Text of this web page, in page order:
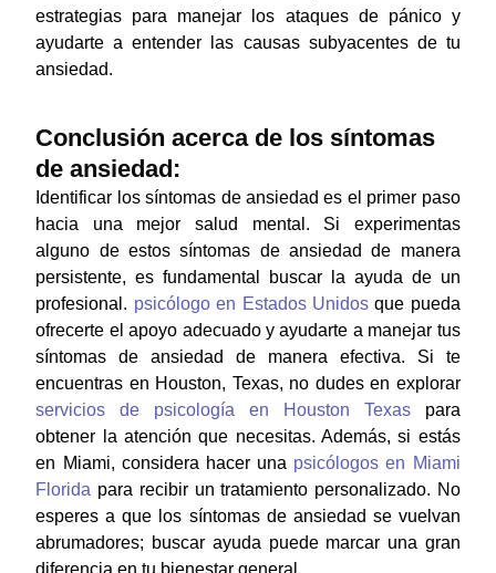
estrategias para manejar los ataques de pánico y
ayudarte a entender las causas subyacentes de tu
ansiedad.
Conclusión acerca de los síntomas
de ansiedad:
Identificar los síntomas de ansiedad es el primer paso
hacia una mejor salud mental. Si experimentas
alguno de estos síntomas de ansiedad de manera
persistente, es fundamental buscar la ayuda de un
profesional. psicólogo en Estados Unidosque pueda
ofrecerte el apoyo adecuado y ayudarte a manejar tus
síntomas de ansiedad de manera efectiva. Si te
encuentras en Houston, Texas, no dudes en explorar
servicios de psicología en Houston Texaspara
obtener la atención que necesitas. Además, si estás
en Miami, considera hacer una psicólogos en Miami
Florida para recibir un tratamiento personalizado. No
esperes a que los síntomas de ansiedad se vuelvan
abrumadores; buscar ayuda puede marcar una gran
diferencia en tu bienestar general.